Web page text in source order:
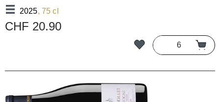
2025, 75 cl
CHF 20.90